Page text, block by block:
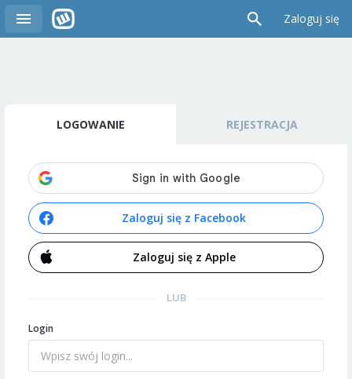
Zaloguj się
LOGOWANIE REJESTRACJA
Zaloguj się z Facebook
Zaloguj się z Apple
LUB
Login